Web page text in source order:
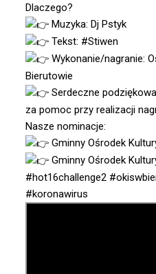
Dlaczego?
Muzyka:Dj Pstyk
Tekst: #Stiwen
Wykonanie/nagranie:
Bierutowie
Serdeczne
za pomoc przy realizacji
Nasze nominacje:
Gminny Ośrodek
Gminny Ośrodek
#hot16challenge2
#koronawirus